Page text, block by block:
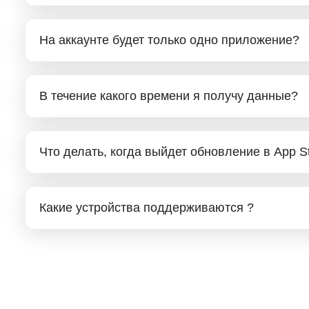
На аккаунте будет только одно приложение?
В течение какого времени я получу данные?
Что делать, когда выйдет обновление в App
Какие устройства поддерживаются ?